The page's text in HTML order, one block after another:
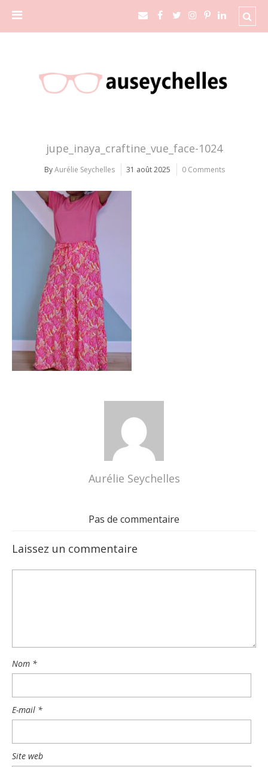
jupe_inaya_craftine_vue_face-1024
ByAurélie Seychelles 31 août 2025 0 Comments
Aurélie Seychelles
Pas de commentaire
Laissez un commentaire
Nom *
E-mail *
Site web